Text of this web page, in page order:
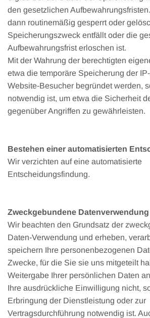
den gesetzlichen
dann routinemäßig gesperrt oder
Speicherungszweck entfällt oder die
Aufbewahrungsfrist erloschen ist.
Mit der Wahrung der berechtigten
etwa die temporäre Speicherung der
Website-Besucher begründet werden,
notwendig ist, um etwa die Sicherheit
gegenüber Angriffen zu gewährleisten.
Bestehen einer automatisierten
Wir verzichten auf eine automatisierte
Entscheidungsfindung.
Zweckgebundene Datenverwendung
Wir beachten den Grundsatz der
Daten-Verwendung und erheben,
speichern Ihre personenbezogenen
Zwecke, für die Sie sie uns mitgeteilt
Weitergabe Ihrer persönlichen Daten
Ihre ausdrückliche Einwilligung nicht,
Erbringung der Dienstleistung oder zur
Vertragsdurchführung notwendig ist.